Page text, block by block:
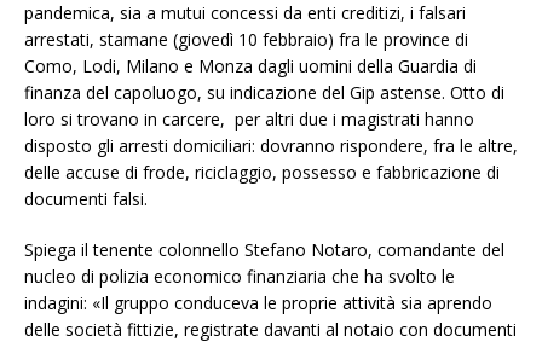
pandemica, sia a mutui concessi da enti creditizi, i falsari
arrestati, stamane (giovedì 10 febbraio) fra le province di
Como, Lodi, Milano e Monza dagli uomini della Guardia di
finanza del capoluogo, su indicazione del Gip astense. Otto di
loro si trovano in carcere, per altri due i magistrati hanno
disposto gli arresti domiciliari: dovranno rispondere, fra le altre,
delle accuse di frode, riciclaggio, possesso e fabbricazione di
documenti falsi.
Spiega il tenente colonnello Stefano Notaro, comandante del
nucleo di polizia economico finanziaria che ha svolto le
indagini: «Il gruppo conduceva le proprie attività sia aprendo
delle società fittizie, registrate davanti al notaio con documenti